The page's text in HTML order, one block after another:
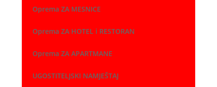
Oprema ZA MESNICE
Oprema ZA HOTEL i RESTORAN
Oprema ZA APARTMANE
UGOSTITELJSKI NAMJEŠTAJ